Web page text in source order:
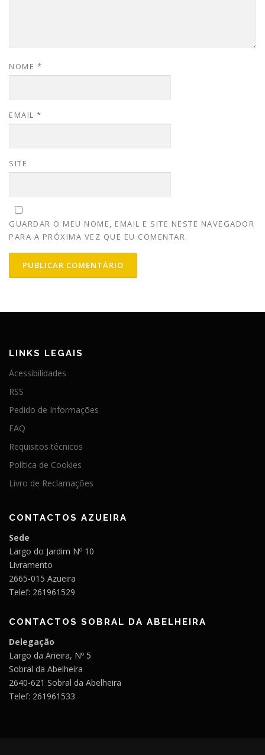
NOME *
EMAIL *
SITE
GUARDAR O MEU NOME, EMAIL E SITE NESTE NAVEGADOR
PARA A PRÓXIMA VEZ QUE EU COMENTAR.
LINKS LEGAIS
Acessibilidades
RSS
Pedido de Informações
FAQ
Requisitos técnicos
Política de Cookies
Livro de Reclamações
CONTACTOS AZUEIRA
Sede
Largo do Jardim Nº 10
Livramento
2665-015 Azueira
Telef: 261961529
CONTACTOS SOBRAL DA ABELHEIRA
Delegação
Largo da Arieira, Nº 5
Sobral da Abelheira
2640-621 Sobral da Abelheira
Telef: 261961533